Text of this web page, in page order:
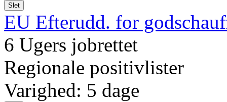
Slet
EU Efterudd. for
6 Ugers jobrettet
Regionale positivlister
Varighed: 5 dage